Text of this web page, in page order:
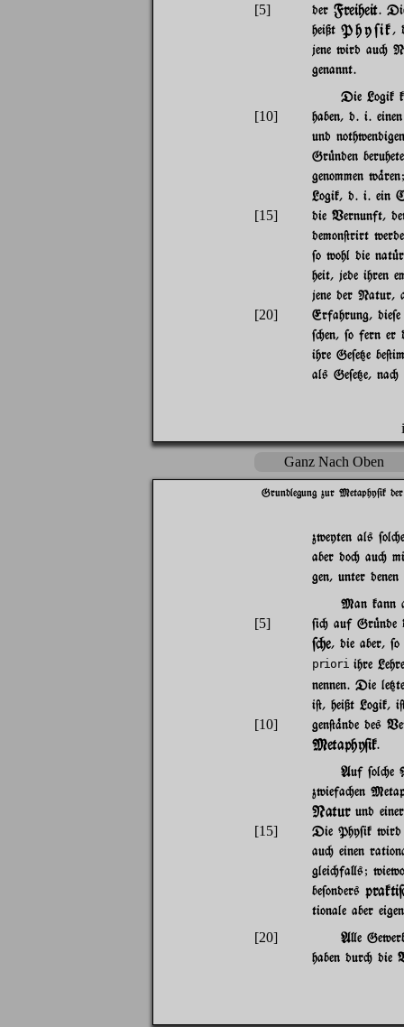
[5] der Freiheit.
heißt Phy$ik,
jene wird au"
genannt.
Die Logik
[10]
haben, d. i.
und
Gr|nden
genommen
Logik, d. i. ein
[15]
die Vernunft,
demon@rirt
$o wohl die
heit, jede ihren
jene der Natur,
[20]
Erfahrung,
$"en, $o fern
ihre Ge$e{e
als Ge$e{e, na"
Ganz Nach Oben
Grundlegung zur Metaphy$ik
zweyten als
aber do" au"
gen, unter
Man kann
[5] $i" auf Gr|nde
$"e, die aber,
prioriihre
nennen. Die
i@, heißt Logik,
[10] gen@%nde des
Metaphy$ik.
Auf $ol"e
zwiefa"en
Naturund
[15]
Die Phy$ik wird
au" einen
glei"fa}s;
be$onders
tionale aber
[20]
A}e
haben dur" die